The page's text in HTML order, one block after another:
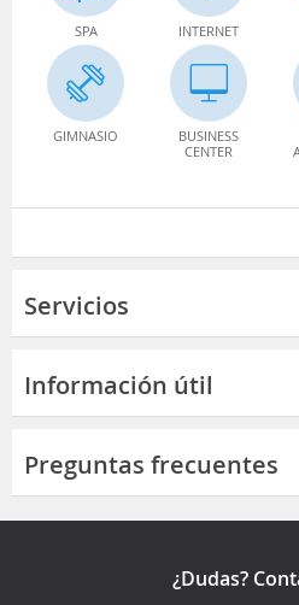
SPA INTERNET
GIMNASIO
BUSINESS
CENTER
Servicios
Información útil
Preguntas frecuentes
¿Dudas?